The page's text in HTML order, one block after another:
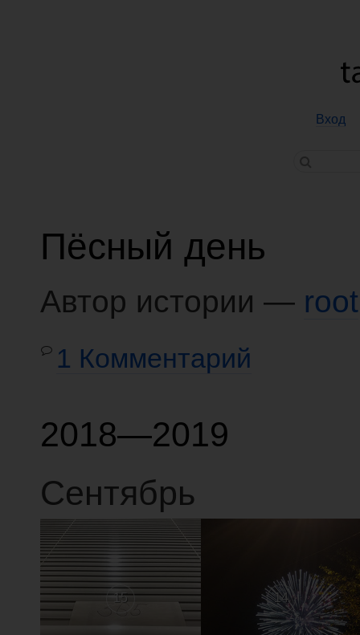
Вход
Пёсный день
Автор истории — root
1 Комментарий
2018—2019
Сентябрь
15 14